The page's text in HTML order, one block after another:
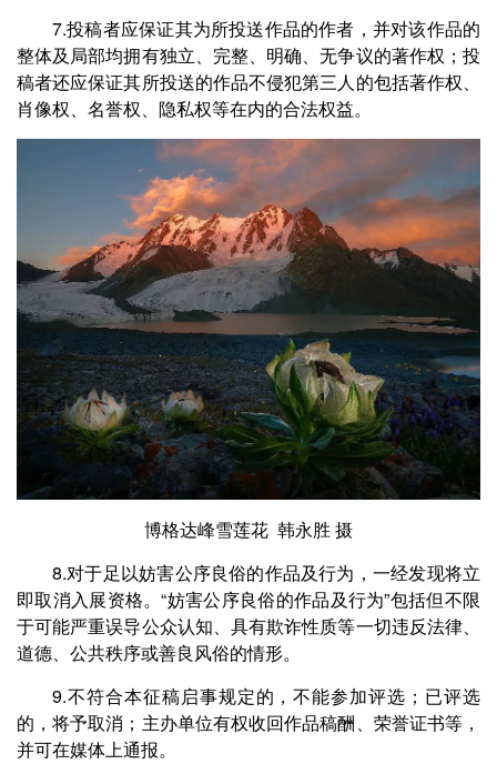
7.投稿者应保证其为所投送作品的作者，并对该作品的
整体及局部均拥有独立、完整、明确、无争议的著作权；投
稿者还应保证其所投送的作品不侵犯第三人的包括著作权、
肖像权、名誉权、隐私权等在内的合法权益。
博格达峰雪莲花 韩永胜 摄
8.对于足以妨害公序良俗的作品及行为，一经发现将立
即取消入展资格。“妨害公序良俗的作品及行为”包括但不限
于可能严重误导公众认知、具有欺诈性质等一切违反法律、
道德、公共秩序或善良风俗的情形。
9.不符合本征稿启事规定的，不能参加评选；已评选
的，将予取消；主办单位有权收回作品稿酬、荣誉证书等，
并可在媒体上通报。